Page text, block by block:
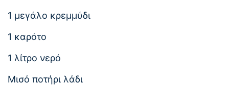
1 μεγάλο κρεμμύδι
1 καρότο
1 λίτρο νερό
Μισό ποτήρι λάδι